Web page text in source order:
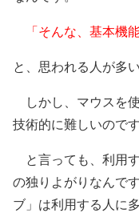
「そんな、基本機
と、思われる人が多
しかし、マウスを
技術的に難しいので
と言っても、利用
の独りよがりなんで
ブ」は利用する人に